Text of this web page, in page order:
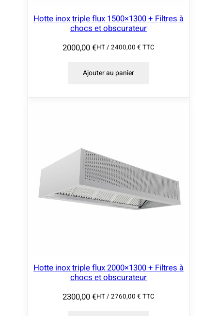
Hotte inox triple flux 1500×1300 + Filtres à
chocs et obscurateur
2000,00€HT / 2400,00 € TTC
Ajouter au panier
Hotte inox triple flux 2000×1300 + Filtres à
chocs et obscurateur
2300,00€HT / 2760,00 € TTC